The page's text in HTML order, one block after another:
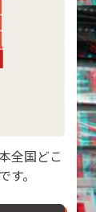
全国どこ
す。